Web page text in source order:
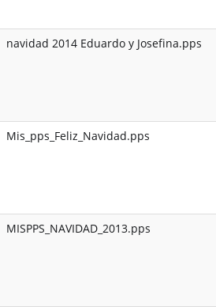
navidad 2014 Eduardo y Josefina.pps
Mis_pps_Feliz_Navidad.pps
MISPPS_NAVIDAD_2013.pps